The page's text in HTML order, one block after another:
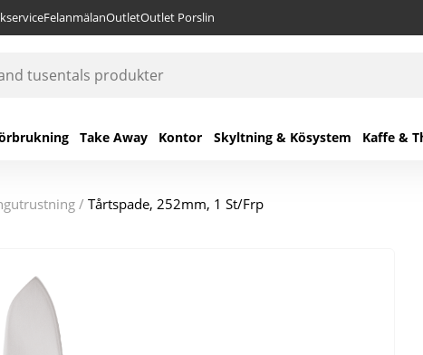
FelanmälanOutletOutlet Porslin
Take Away Kontor Skyltning & Kösystem Kaffe &
/ Tårtspade, 252mm, 1 St/Frp